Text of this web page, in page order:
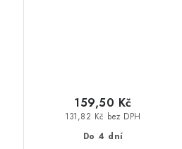
Do 4 dní
131,82 Kč bez DPH
159,50 Kč